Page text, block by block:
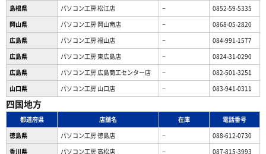
島根県 パソコン工房 松江店 −
0852-59-5335
岡山県
パソコン工房 岡山南店 −
0868-05-2820
広島県
パソコン工房 福山店 −
084-991-1577
広島県
パソコン工房 東広島店 −
0824-31-0290
広島県
パソコン工房 広島商工センター店 −
082-501-3251
山口県
パソコン工房 山口店 − 083-941-0311
四国地方
都道府県 店舗名 在庫
電話番号
徳島県
パソコン工房 徳島店 −
088-612-0730
香川県
パソコン工房 高松店 − 087-815-3993